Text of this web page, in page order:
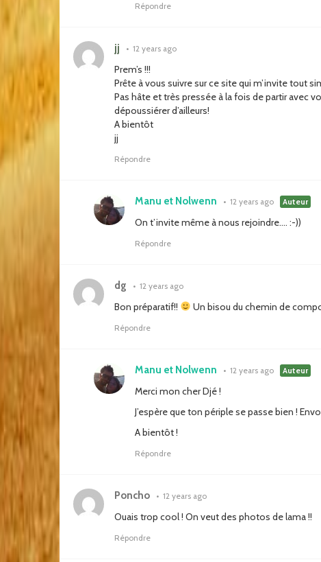
Répondre
jj • 12 years ago
Prem’s !!!
Prête à vous suivre sur ce site qui m’invite tout
Pas hâte et très pressée à la fois de partir avec
dépoussiérer d’ailleurs!
A bientôt
jj
Répondre
Manu et Nolwenn • 12 years ago Auteur
On t’invite même à nous rejoindre…. :-))
Répondre
dg • 12 years ago
Bon préparatif!! Un bisou du chemin de
Répondre
Manu et Nolwenn • 12 years ago Auteur
Merci mon cher Djé !
J’espère que ton périple se passe bien !
A bientôt !
Répondre
Poncho • 12 years ago
Ouais trop cool ! On veut des photos de lama !!
Répondre